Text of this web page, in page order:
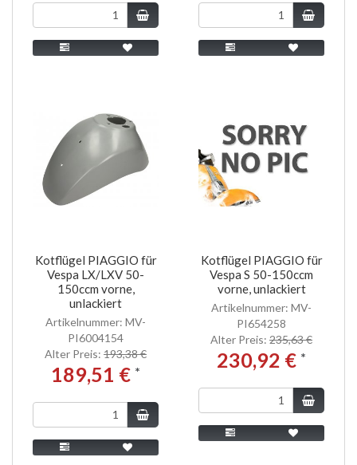
Kotflügel PIAGGIO für
Vespa LX/LXV 50-
150ccm vorne,
unlackiert
Artikelnummer: MV-
PI6004154
Alter Preis: 193,38 €
189,51 € *
Kotflügel PIAGGIO für
Vespa S 50-150ccm
vorne, unlackiert
Artikelnummer: MV-
PI654258
Alter Preis: 235,63 €
230,92 € *